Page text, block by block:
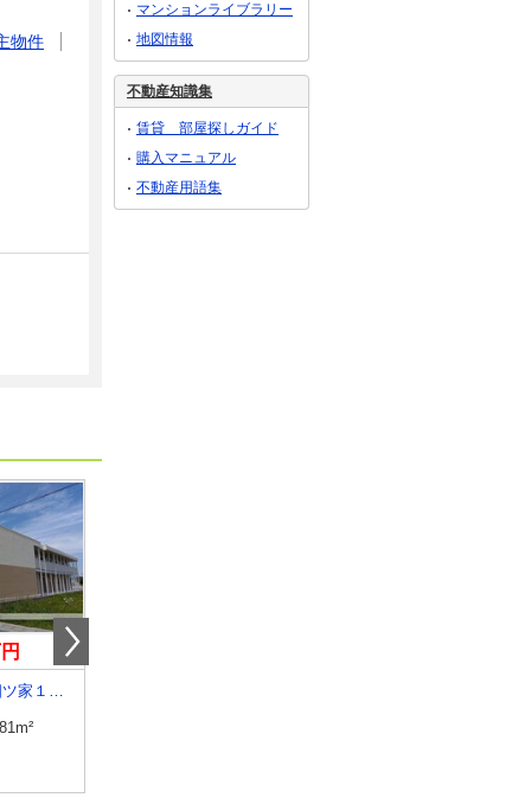
物件
山形県東根市四ツ家１丁目
マンションライブラリー
地図情報
不動産知識集
賃貸 部屋探しガイド
購入マニュアル
不動産用語集